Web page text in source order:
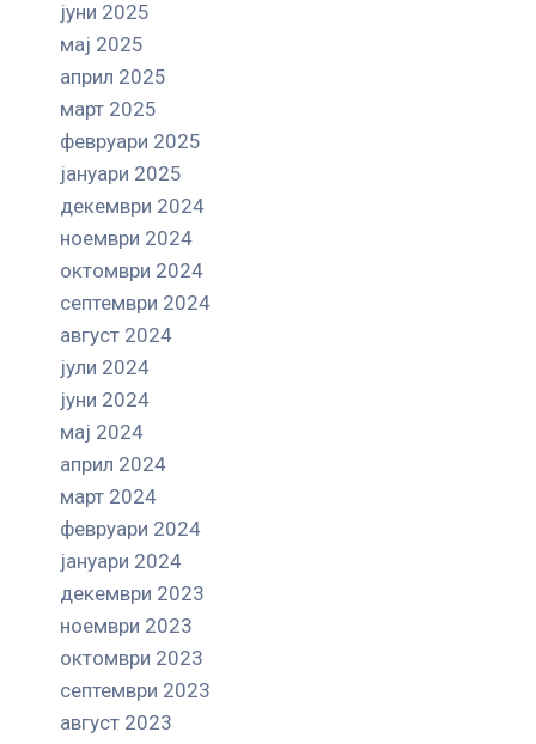
јуни 2025
мај 2025
април 2025
март 2025
февруари 2025
јануари 2025
декември 2024
ноември 2024
октомври 2024
септември 2024
август 2024
јули 2024
јуни 2024
мај 2024
април 2024
март 2024
февруари 2024
јануари 2024
декември 2023
ноември 2023
октомври 2023
септември 2023
август 2023